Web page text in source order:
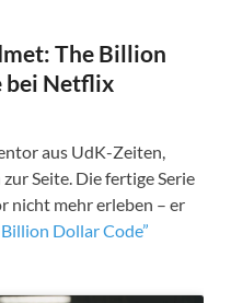
The Billion
bei Netflix
aus UdK-Zeiten,
Seite. Die fertige Serie
nicht mehr erleben – er
Dollar Code”